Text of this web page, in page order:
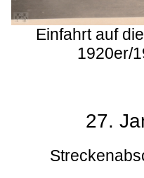
Einfahrt auf
1920er/
27.